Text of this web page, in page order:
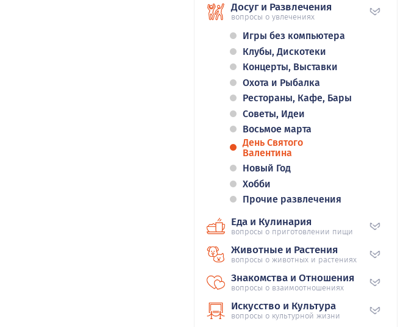
Досуг и Развлечения
вопросы о увлечениях
Игры без компьютера
Клубы, Дискотеки
Концерты, Выставки
Охота и Рыбалка
Рестораны, Кафе, Бары
Советы, Идеи
Восьмое марта
День Святого
Валентина
Новый Год
Хобби
Прочие развлечения
Еда и Кулинария
вопросы о приготовлении пищи
Животные и Растения
вопросы о животных и растениях
Знакомства и Отношения
вопросы о взаимоотношениях
Искусство и Культура
вопросы о культурной жизни